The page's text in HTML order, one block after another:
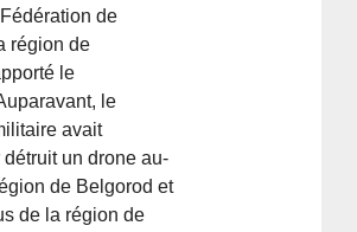
de
région de
le
le
avait
un drone au-
de Belgorod et
de la région de